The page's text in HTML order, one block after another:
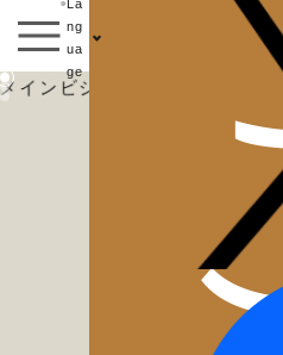
La
ng
ua
ge
Check in -
Number of